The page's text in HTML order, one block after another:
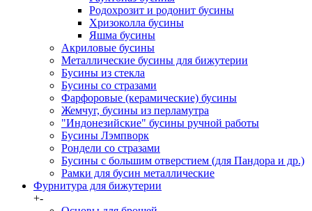
Родохрозит и родонит бусины
Хризоколла бусины
Яшма бусины
Акриловые бусины
Металлические бусины для бижутерии
Бусины из стекла
Бусины со стразами
Фарфоровые (керамические) бусины
Жемчуг, бусины из перламутра
"Индонезийские" бусины ручной работы
Бусины Лэмпворк
Рондели со стразами
Бусины с большим отверстием (для Пандора и др.)
Рамки для бусин металлические
Фурнитура для бижутерии
+-